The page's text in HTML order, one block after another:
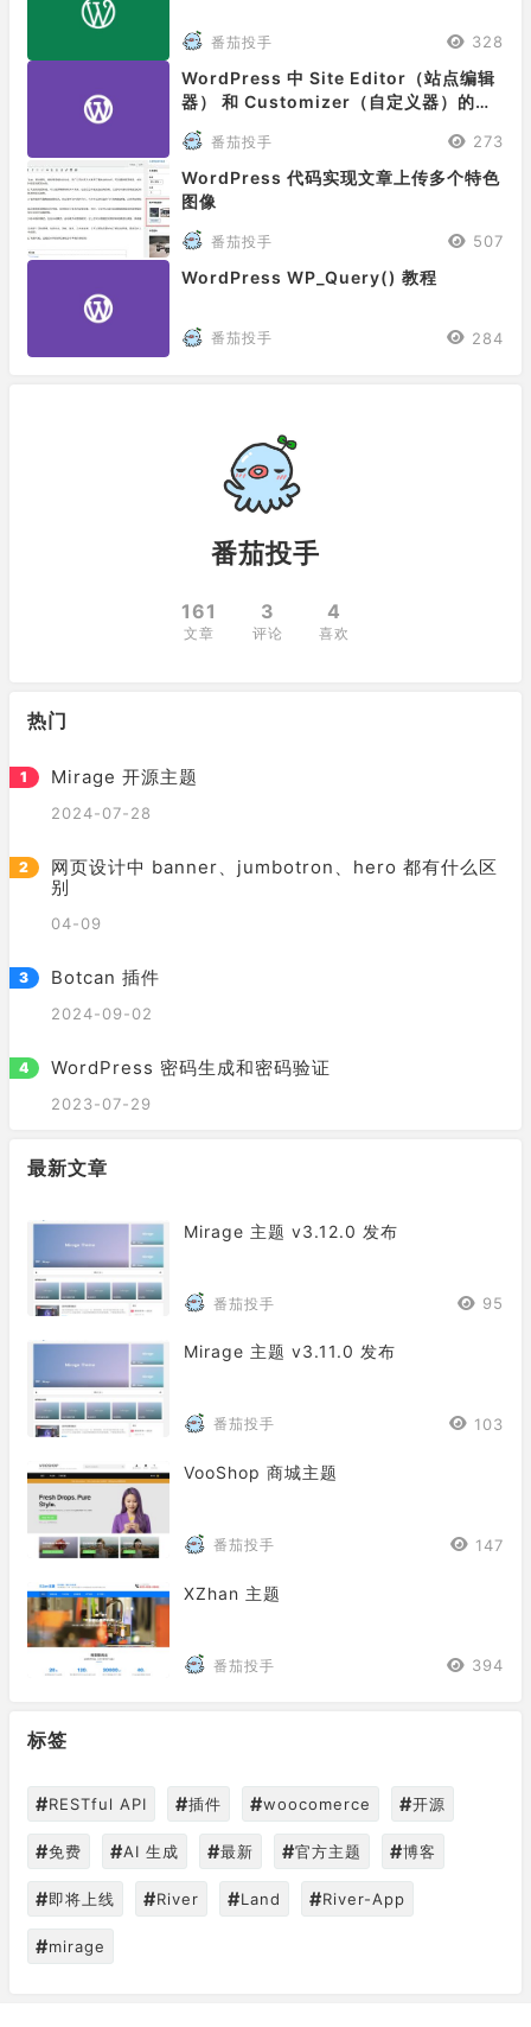
番茄投手 328
WordPress 中 Site Editor（站点编辑
器） 和 Customizer（自定义器）的区
番茄投手 273
WordPress 代码实现文章上传多个特色
图像
番茄投手 507
WordPress WP_Query() 教程
番茄投手 284
番茄投手
161
文章
3
评论
4
喜欢
热门
Mirage 开源主题
2024-07-28
网页设计中 banner、jumbotron、hero 都有什么区
别
04-09
Botcan 插件
2024-09-02
WordPress 密码生成和密码验证
2023-07-29
最新文章
Mirage 主题 v3.12.0 发布
番茄投手 95
Mirage 主题 v3.11.0 发布
番茄投手 103
VooShop 商城主题
番茄投手 147
XZhan 主题
番茄投手 394
标签
#RESTful API #插件 #woocomerce #开源
#免费 #AI 生成 #最新 #官方主题 #博客
#即将上线 #River #Land #River-App
#mirage